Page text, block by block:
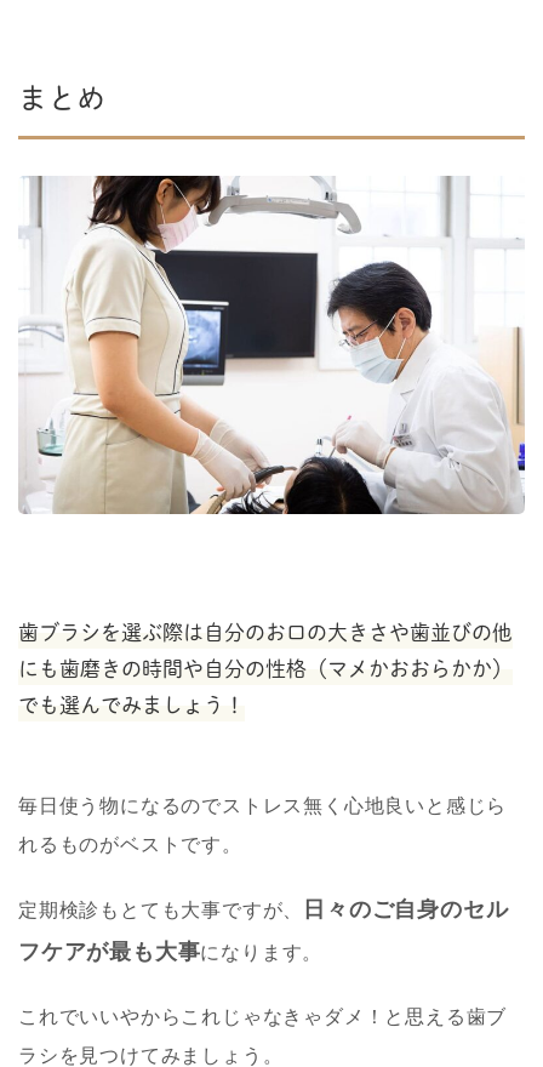
まとめ
歯ブラシを選ぶ際は自分のお口の大きさや歯並びの他
にも歯磨きの時間や自分の性格（マメかおおらかか）
でも選んでみましょう！
毎日使う物になるのでストレス無く心地良いと感じら
れるものがベストです。
定期検診もとても大事ですが、
日々のご自身のセル
フケアが最も大事になります。
これでいいやからこれじゃなきゃダメ！と思える歯ブ
ラシを見つけてみましょう。